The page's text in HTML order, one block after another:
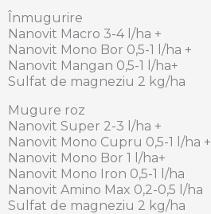
Înmugurire
Nanovit Macro 3-4 l/ha +
Nanovit Mono Bor 0,5-1 l/ha +
Nanovit Mangan 0,5-1 l/ha+
Sulfat de magneziu 2 kg/ha
Mugure roz
Nanovit Super 2-3 l/ha +
Nanovit Mono Cupru 0,5-1 l/ha +
Nanovit Mono Bor 1 l/ha+
Nanovit Mono Iron 0,5-1 l/ha
Nanovit Amino Max 0,2-0,5 l/ha
Sulfat de magneziu 2 kg/ha